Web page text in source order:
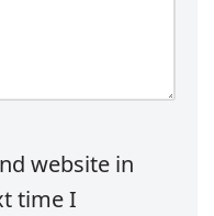
website in
time I